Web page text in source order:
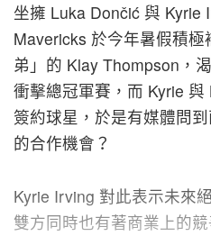
坐擁 Luka Dončić 與 Kyrie
Mavericks 於今年暑假積
弟」的 Klay Thompson，
衝擊總冠軍賽，而 Kyrie
簽約球星，於是有媒體問
的合作機會？
Kyrie Irving 對此表示未來
雙方同時也有著商業上的